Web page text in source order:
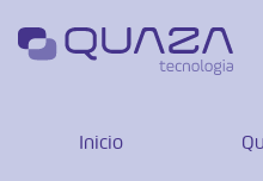
Inicio